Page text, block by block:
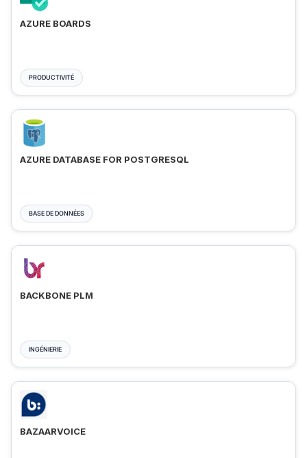
AZURE BOARDS
PRODUCTIVITÉ
AZURE DATABASE FOR POSTGRESQL
BASE DE DONNÉES
BACKBONE PLM
INGÉNIERIE
BAZAARVOICE